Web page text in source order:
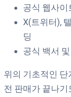
공식 웹사이
X(트위터),
딩
공식 백서
위의 기초적인
전 판매가 끝나